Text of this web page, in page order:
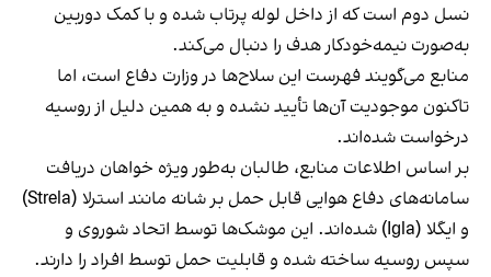
نسل دوم است که از داخل لوله پرتاب شده و با کمک دوربین
به‌صورت نیمه‌خودکار هدف را دنبال می‌کند.
منابع می‌گویند فهرست این سلاح‌ها در وزارت دفاع است، اما
تاکنون موجودیت آن‌ها تأیید نشده و به همین دلیل از روسیه
درخواست شده‌اند.
بر اساس اطلاعات منابع، طالبان به‌طور ویژه خواهان دریافت
سامانه‌های دفاع هوایی قابل حمل بر شانه مانند استرلا (Strela)
و ایگلا (Igla) شده‌اند. این موشک‌ها توسط اتحاد شوروی و
سپس روسیه ساخته شده و قابلیت حمل توسط افراد را دارند.